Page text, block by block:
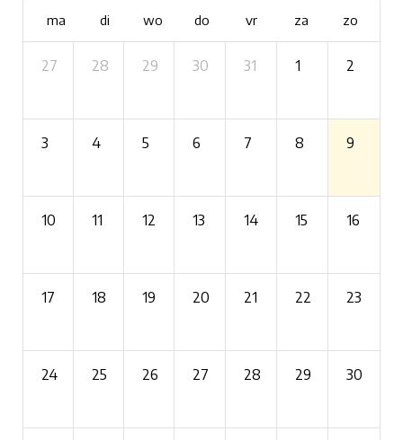
ma di wo do vr za zo
27 28 29 30 31 1 2
3 4 5 6 7 8 9
10 11 12 13 14 15 16
17 18 19 20 21 22 23
24 25 26 27 28 29 30